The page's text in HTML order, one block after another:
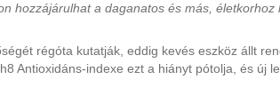
hozzájárulhat a daganatos és más, életkorhoz
régóta kutatják, eddig kevés eszköz állt
Antioxidáns-indexe ezt a hiányt pótolja, és új